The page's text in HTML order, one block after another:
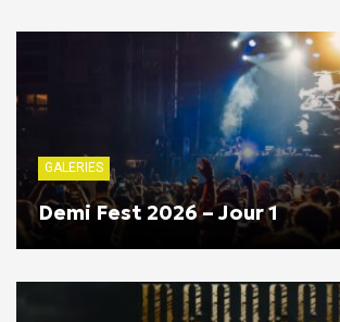
GALERIES
Demi Fest 2026 – Jour 1